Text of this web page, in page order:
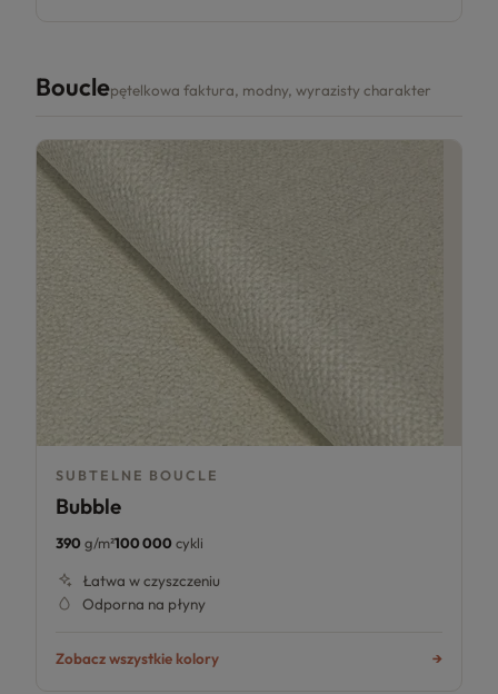
Bouclepętelkowa faktura, modny, wyrazisty charakter
SUBTELNE BOUCLE
Bubble
390g/m²100 000cykli
Łatwa w czyszczeniu
Odporna na płyny
Zobacz wszystkie kolory
4.8
Na podstawie opiniiz całego okresu